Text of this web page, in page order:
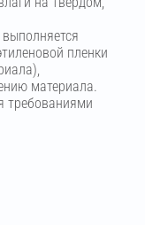
пленки
материала.
требованиями